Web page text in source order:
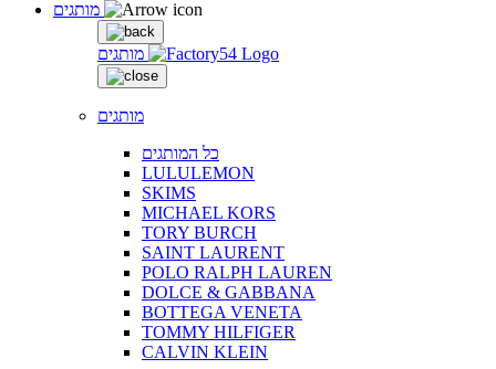
מותגים
מותגים
כל המותגים
LULULEMON
SKIMS
MICHAEL KORS
TORY BURCH
SAINT LAURENT
POLO RALPH LAUREN
DOLCE & GABBANA
BOTTEGA VENETA
TOMMY HILFIGER
CALVIN KLEIN